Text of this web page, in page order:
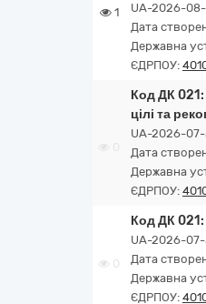
1
UA-2026-
Дата
Державна
ЄДРПОУ:
Код ДК
цілі та
UA-2026-
Дата
Державна
ЄДРПОУ:
0
Код ДК
UA-2026-
Дата
Державна
ЄДРПОУ: